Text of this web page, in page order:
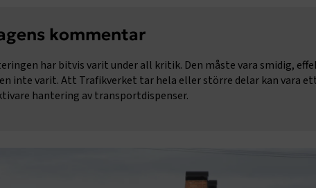
kommentar
har bitvis varit under all kritik. Den måste vara smidig,
inte varit. Att Trafikverket tar hela eller större delar kan vara
hantering av transportdispenser.
www.transportforetagen.se Session
Används för att skydda
Cross-Site Request Forgery
Session